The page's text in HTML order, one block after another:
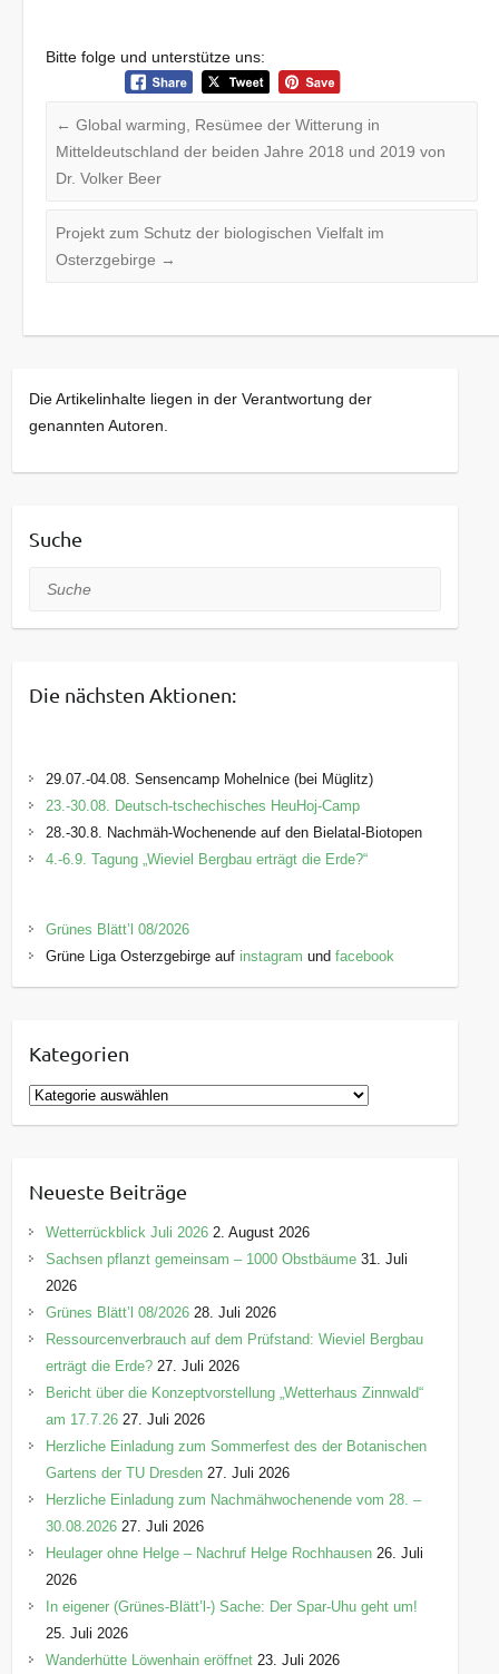
Bitte folge und unterstütze uns:
← Global warming, Resümee der Witterung in
Mitteldeutschland der beiden Jahre 2018 und 2019 von
Dr. Volker Beer
Projekt zum Schutz der biologischen Vielfalt im
Osterzgebirge →
Die Artikelinhalte liegen in der Verantwortung der
genannten Autoren.
Suche
Suche
Die nächsten Aktionen:
29.07.-04.08. Sensencamp Mohelnice (bei Müglitz)
23.-30.08. Deutsch-tschechisches HeuHoj-Camp
28.-30.8. Nachmäh-Wochenende auf den Bielatal-Biotopen
4.-6.9. Tagung „Wieviel Bergbau erträgt die Erde?“
Grünes Blätt’l 08/2026
Grüne Liga Osterzgebirge auf instagram undfacebook
Kategorien
K
a
g
o
r
e
n
Neueste Beiträge
Wetterrückblick Juli 2026 2. August 2026
Sachsen pflanzt gemeinsam – 1000 Obstbäume 31. Juli
2026
Grünes Blätt’l 08/2026 28. Juli 2026
Ressourcenverbrauch auf dem Prüfstand: Wieviel Bergbau
erträgt die Erde? 27. Juli 2026
Bericht über die Konzeptvorstellung „Wetterhaus Zinnwald“
am 17.7.26 27. Juli 2026
Herzliche Einladung zum Sommerfest des der Botanischen
Gartens der TU Dresden 27. Juli 2026
Herzliche Einladung zum Nachmähwochenende vom 28. –
30.08.2026 27. Juli 2026
Heulager ohne Helge – Nachruf Helge Rochhausen 26. Juli
2026
In eigener (Grünes-Blätt’l-) Sache: Der Spar-Uhu geht um!
25. Juli 2026
Wanderhütte Löwenhain eröffnet 23. Juli 2026